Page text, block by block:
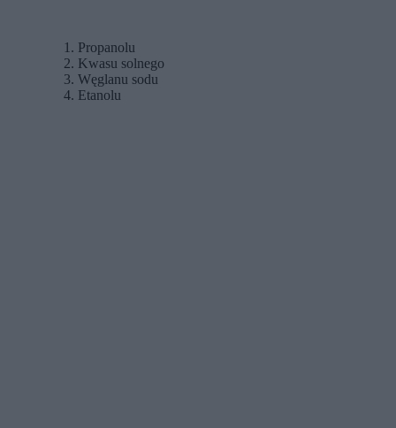
Propanolu
Kwasu solnego
Węglanu sodu
Etanolu